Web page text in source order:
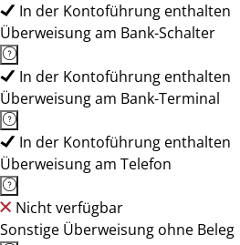
In der Kontoführung enthalten
Überweisung am Bank-Schalter
In der Kontoführung enthalten
Überweisung am Bank-Terminal
In der Kontoführung enthalten
Überweisung am Telefon
Nicht verfügbar
Sonstige Überweisung ohne Beleg